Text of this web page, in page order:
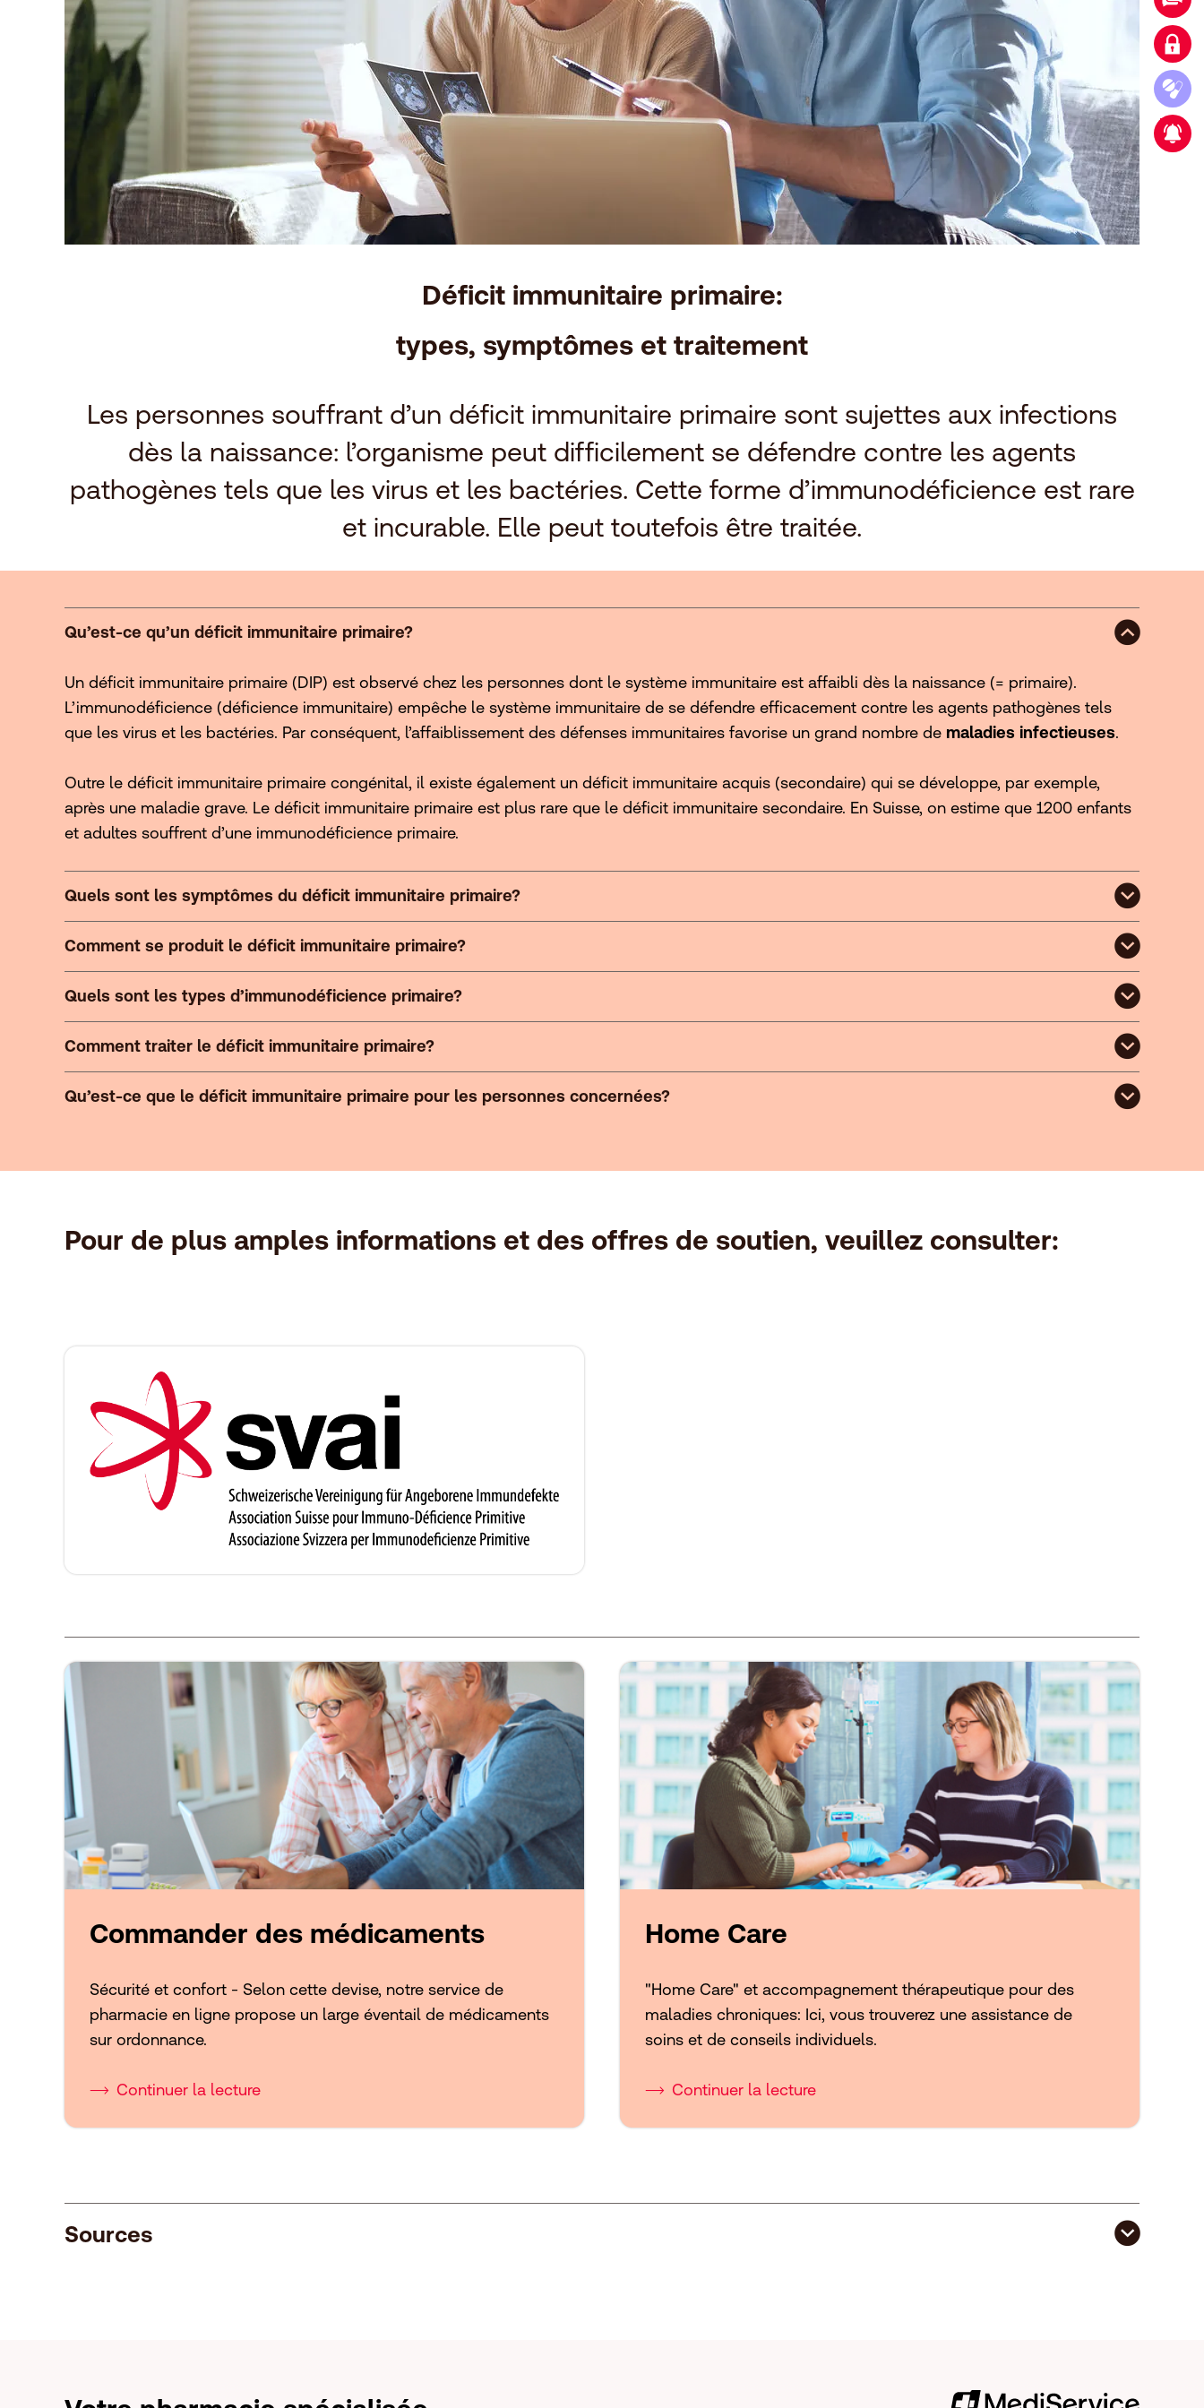
Login cliente
Commander des médicaments
Nouveau partenariat stratégique
Déficit immunitaire primaire:
types, symptômes et traitement
Les personnes souffrant d’un déficit immunitaire primaire sont sujettes aux infections
dès la naissance: l’organisme peut difficilement se défendre contre les agents
pathogènes tels que les virus et les bactéries. Cette forme d’immunodéficience est rare
et incurable. Elle peut toutefois être traitée.
Qu’est-ce qu’un déficit immunitaire primaire?
Un déficit immunitaire primaire (DIP) est observé chez les personnes dont le système immunitaire est affaibli dès la naissance (= primaire).
L’immunodéficience (déficience immunitaire) empêche le système immunitaire de se défendre efficacement contre les agents pathogènes tels
que les virus et les bactéries. Par conséquent, l’affaiblissement des défenses immunitaires favorise un grand nombre de maladies infectieuses.
Outre le déficit immunitaire primaire congénital, il existe également un déficit immunitaire acquis (secondaire) qui se développe, par exemple,
après une maladie grave. Le déficit immunitaire primaire est plus rare que le déficit immunitaire secondaire. En Suisse, on estime que 1200 enfants
et adultes souffrent d’une immunodéficience primaire.
Quels sont les symptômes du déficit immunitaire primaire?
Comment se produit le déficit immunitaire primaire?
Quels sont les types d’immunodéficience primaire?
Comment traiter le déficit immunitaire primaire?
Qu’est-ce que le déficit immunitaire primaire pour les personnes concernées?
Pour de plus amples informations et des offres de soutien, veuillez consulter:
Commander des médicaments
Sécurité et confort - Selon cette devise, notre service de
pharmacie en ligne propose un large éventail de médicaments
sur ordonnance.
Continuer la lecture
Home Care
"Home Care" et accompagnement thérapeutique pour des
maladies chroniques: Ici, vous trouverez une assistance de
soins et de conseils individuels.
Continuer la lecture
Sources